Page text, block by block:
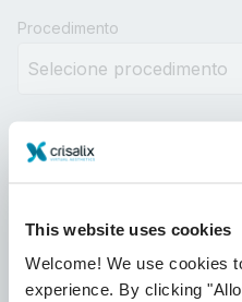
This website uses cookies
Welcome! We use cookies
experience. By clicking
Procedimento
Certificados
Certificado Crisalix